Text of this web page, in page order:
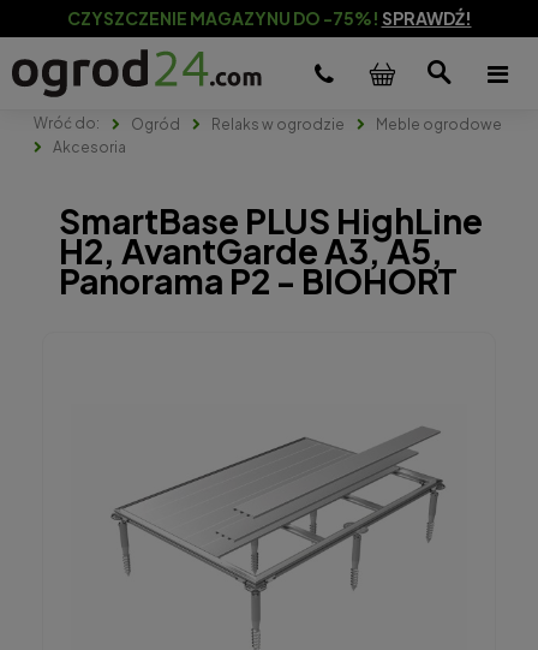
CZYSZCZENIE MAGAZYNU DO -75%! SPRAWDŹ!
Ogród Relaks w ogrodzie
Meble ogrodowe
Akcesoria
SmartBase PLUS HighLine
H2, AvantGarde A3, A5,
Panorama P2 - BIOHORT